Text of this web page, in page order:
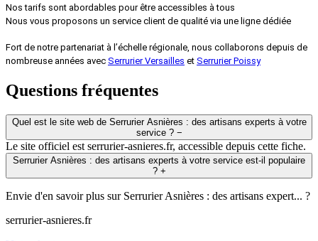
Nos tarifs sont abordables pour être accessibles à tous
Nous vous proposons un service client de qualité via une ligne dédiée
Fort de notre partenariat à l’échelle régionale, nous collaborons depuis de
nombreuse années avec Serrurier Versailles et Serrurier Poissy
Questions fréquentes
Quel est le site web de Serrurier Asnières : des artisans experts à votre
service ? −
Le site officiel est serrurier-asnieres.fr, accessible depuis cette fiche.
Serrurier Asnières : des artisans experts à votre service est-il populaire
? +
Envie d'en savoir plus sur Serrurier Asnières : des artisans expert... ?
serrurier-asnieres.fr